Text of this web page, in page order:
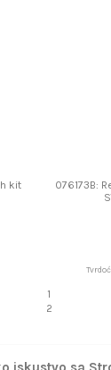
kit
076173B:
1
2